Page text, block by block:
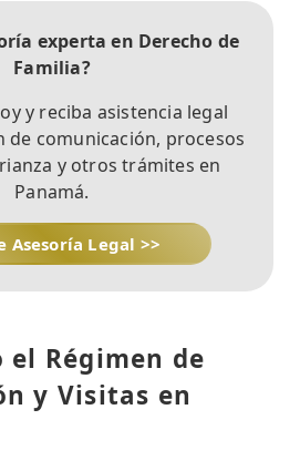
experta en Derecho de
Familia?
y reciba asistencia legal
de comunicación, procesos
y otros trámites en
Panamá.
Asesoría Legal >>
Régimen de
y Visitas en